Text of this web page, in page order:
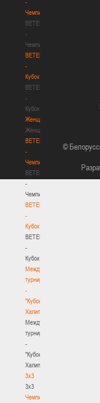
-
Чемпионат
BETERA
-
Чемпионат
BETERA
-
Кубок
BETERA
-
Кубок
Женщины
Женщины
BETERA
-
Чемпионат
BETERA
-
Чемпионат
BETERA
-
Кубок
BETERA
-
Кубок
Международный
турнир
-
"Кубок
Халипского"
Международный
турнир
-
"Кубок
Халипского"
3x3
3x3
Чемпионат
©